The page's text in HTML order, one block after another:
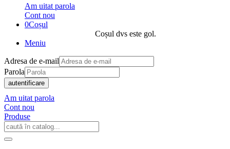
Am uitat parola
Cont nou
0Coșul
Coșul dvs este gol.
Meniu
Adresa de e-mail
Parola
autentificare
Am uitat parola
Cont nou
Produse